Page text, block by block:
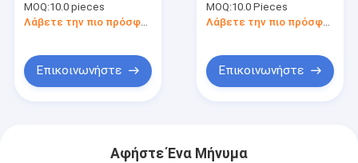
FV413 FV415 8DC9
M4T95082 M4T95071
36100-72000 37300-
42711
MOQ:10.0 pieces
Λάβετε την πιο πρόσφατη τιμή
Επικοινωνήστε
32610 MD172861 Car
Starter 36100-32610
MOQ:10.0 Pieces
Λάβετε την πιο πρόσφατη τιμή
Επικοινωνήστε
Αφήστε Ένα Μήνυμα